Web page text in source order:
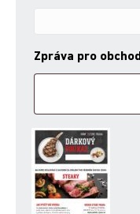
Zpráva pro obchod